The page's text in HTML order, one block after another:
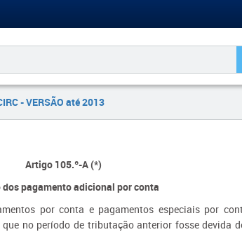
- VERSÃO até 2013
Artigo 105.º-A (*)
dos pagamento adicional por conta
por conta e pagamentos especiais por
no período de tributação anterior fosse devida